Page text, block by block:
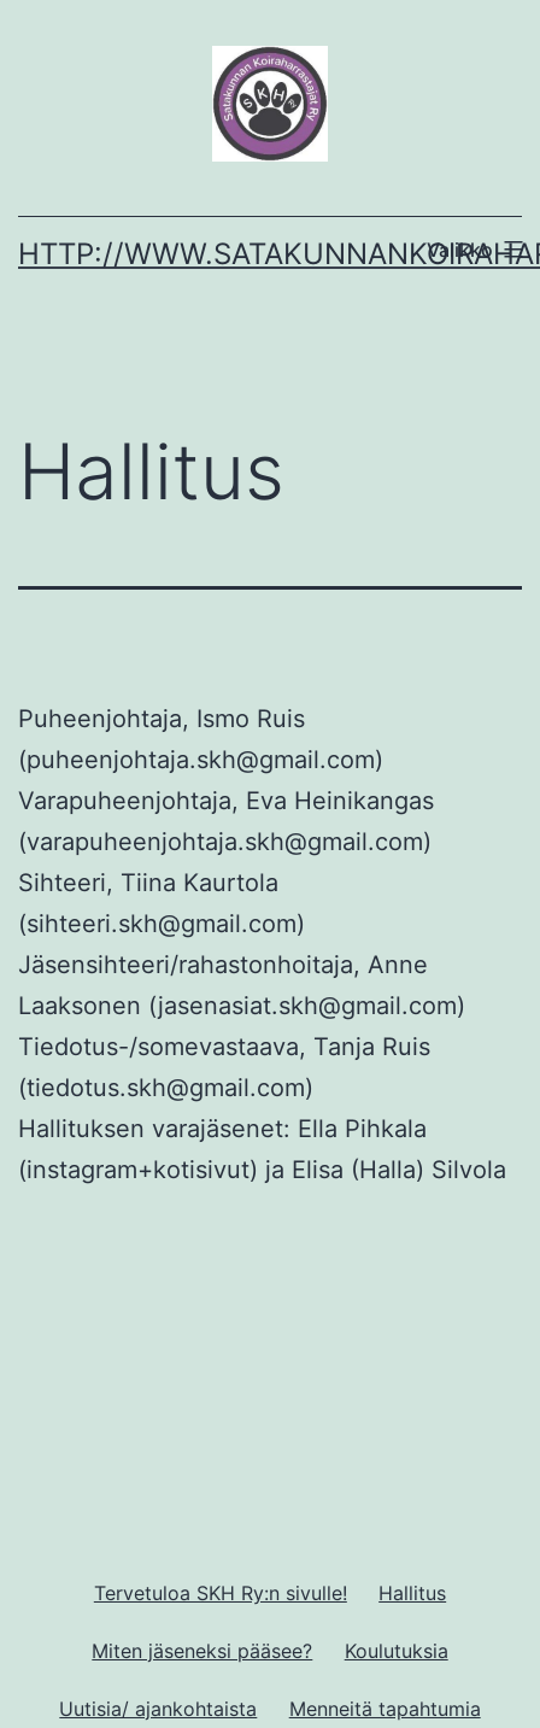
HTTP:// Valikko
Hallitus
Puheenjohtaja, Ismo Ruis
(puheenjohtaja.skh@gmail.com)
Varapuheenjohtaja, Eva Heinikangas
(varapuheenjohtaja.skh@gmail.com)
Sihteeri, Tiina Kaurtola
(sihteeri.skh@gmail.com)
Jäsensihteeri/rahastonhoitaja, Anne
Laaksonen (jasenasiat.skh@gmail.com)
Tiedotus-/somevastaava, Tanja Ruis
(tiedotus.skh@gmail.com)
Hallituksen varajäsenet: Ella Pihkala
(instagram+kotisivut) ja Elisa (Halla) Silvola
Tervetuloa SKH Ry:n sivulle! Hallitus
Miten jäseneksi pääsee? Koulutuksia
Uutisia/ ajankohtaista Menneitä tapahtumia